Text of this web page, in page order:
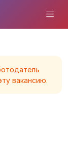
вакансию.